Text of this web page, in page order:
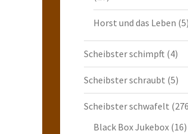
Horst und das Leben (5)
Scheibster schimpft (4)
Scheibster schraubt (5)
Scheibster schwafelt
Black Box Jukebox(16)